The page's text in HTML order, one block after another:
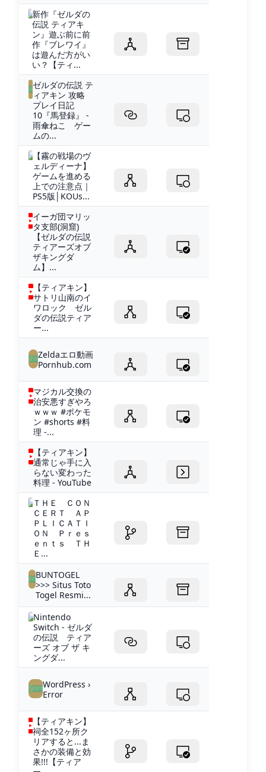
新作『ゼルダの
伝説 ティアキ
ン』遊ぶ前に前
作『ブレワイ』
は遊んだ方がい
い？【ティ...
ゼルダの伝説 テ
ィアキン 攻略
プレイ日記
10『馬登録』 -
雨傘ねこ ゲー
ムの...
【霧の戦場のヴ
ェルディーナ】
ゲームを進める
上での注意点｜
PS5版│KOUs...
イーガ団マリッ
タ支部(洞窟)
【ゼルダの伝説
ティアーズオブ
ザキングダ
ム】...
【ティアキン】
サトリ山南のイ
ワロック ゼル
ダの伝説ティア
ー...
Zeldaエロ動画
Pornhub.com
マジカル交換の
治安悪すぎやろ
ｗｗｗ #ポケモ
ン #shorts #料
理 -...
【ティアキン】
通常じゃ手に入
らない変わった
料理 - YouTube
ＴＨＥ ＣＯＮ
ＣＥＲＴ ＡＰ
ＰＬＩＣＡＴＩ
ＯＮ Ｐｒｅｓ
ｅｎｔｓ ＴＨ
Ｅ...
BUNTOGEL
>>> Situs Toto
Togel Resmi...
Nintendo
Switch - ゼルダ
の伝説 ティア
ーズ オブ ザ キ
ングダ...
WordPress ›
Error
【ティアキン】
祠全152ヶ所ク
リアすると...ま
さかの装備と効
果!!!【ティア